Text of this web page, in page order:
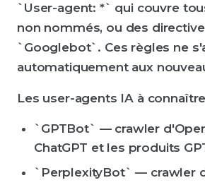
`User-agent: *` qui couvre
non nommés, ou des
`Googlebot`. Ces règles ne
automatiquement aux
Les user-agents IA à
`GPTBot` — crawler
ChatGPT et les produits
`PerplexityBot` — crawler